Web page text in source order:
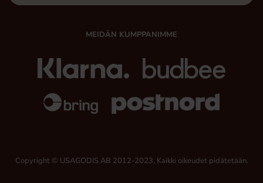
MEIDÄN KUMPPANIMME
Copyright © USAGODIS AB 2012-2023, Kaikki oikeudet pidätetään.